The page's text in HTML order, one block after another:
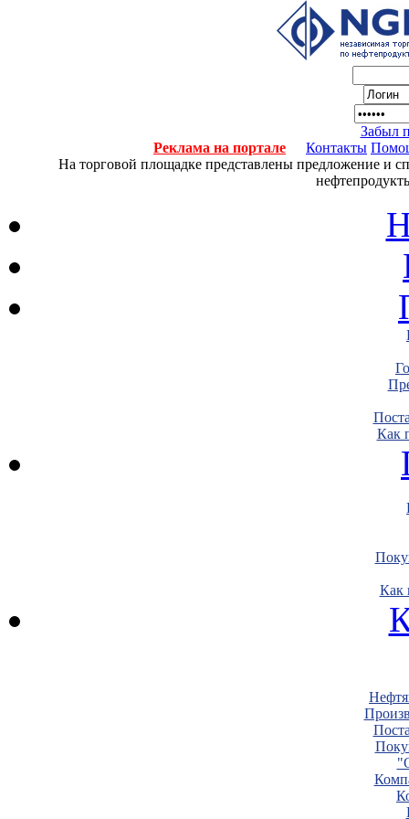
Забыл
Реклама на портале
Контакты
На торговой площадке представлены предложение и
Как
Как